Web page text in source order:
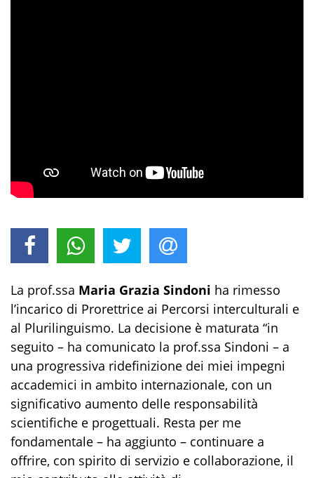
La prof.ssa Maria Grazia Sindoni ha rimesso
l’incarico di Prorettrice ai Percorsi interculturali e
al Plurilinguismo. La decisione è maturata “in
seguito – ha comunicato la prof.ssa Sindoni – a
una progressiva ridefinizione dei miei impegni
accademici in ambito internazionale, con un
significativo aumento delle responsabilità
scientifiche e progettuali. Resta per me
fondamentale – ha aggiunto – continuare a
offrire, con spirito di servizio e collaborazione, il